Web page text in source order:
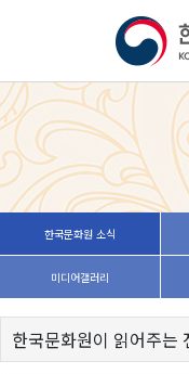
한국문화원 소식
미디어갤러리
한국문화원이 읽어주